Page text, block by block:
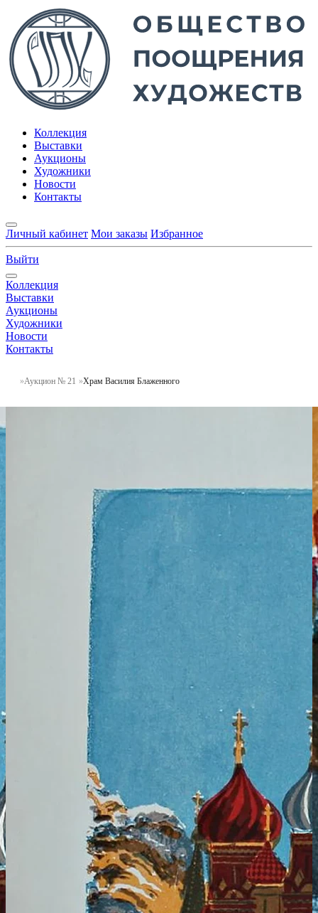
Коллекция
Выставки
Аукционы
Художники
Новости
Контакты
Личный кабинет Мои заказы Избранное
Выйти
Коллекция
Выставки
Аукционы
Художники
Новости
Контакты
Аукцион № 21 Храм Василия Блаженного